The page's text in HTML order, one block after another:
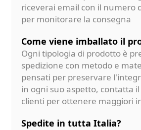
riceverai email con il numero
per monitorare la consegna
Come viene imballato il
Ogni tipologia di prodotto è
spedizione con metodo e
pensati per preservare
in ogni suo aspetto, contatta
clienti per ottenere maggiori
Spedite in tutta Italia?